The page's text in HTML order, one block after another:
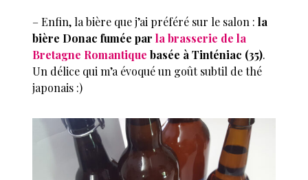
– Enfin, la bière que j’ai préféré sur le salon :la
bière Donac fumée parla brasserie de la
Bretagne Romantique basée à Tinténiac (35).
Un délice qui m’a évoqué un goût subtil de thé
japonais :)